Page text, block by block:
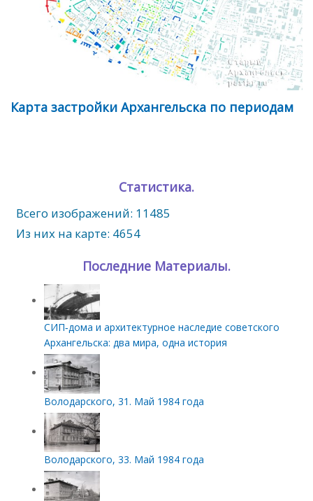
Карта застройки Архангельска по периодам
Статистика.
Всего изображений: 11485
Из них на карте: 4654
Последние Материалы.
СИП‑дома и архитектурное наследие советского
Архангельска: два мира, одна история
Володарского, 31. Май 1984 года
Володарского, 33. Май 1984 года